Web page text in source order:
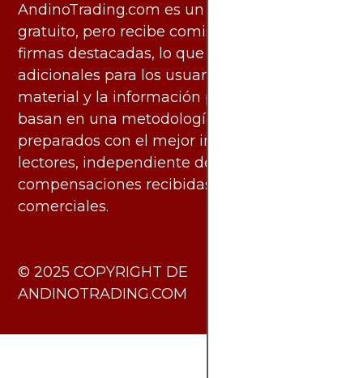
AndinoTrading.com es un sitio de uso
gratuito, pero recibe comisiones de algunas
firmas destacadas, lo que no genera costos
adicionales para los usuarios. Todo el
material y la información publicados se
basan en una metodología imparcial y están
preparados con el mejor interés de los
lectores, independiente de las
compensaciones recibidas de socios
comerciales.
​© 2025 COPYRIGHT DE
ANDINOTRADING.COM